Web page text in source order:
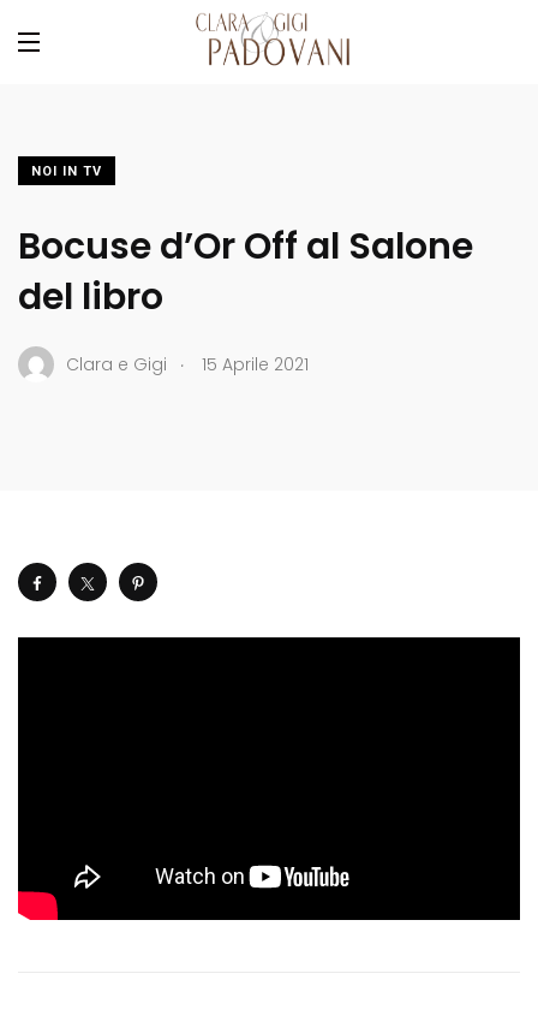
NOI IN TV
Bocuse d’Or Off al Salone
del libro
Clara e Gigi . 15 Aprile 2021